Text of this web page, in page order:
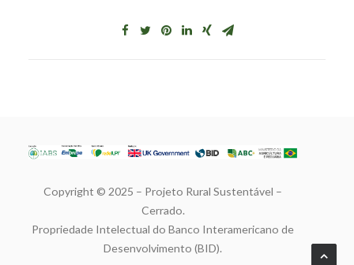
Copyright © 2025 – Projeto Rural Sustentável –
Cerrado.
Propriedade Intelectual do Banco Interamericano de
Desenvolvimento (BID).